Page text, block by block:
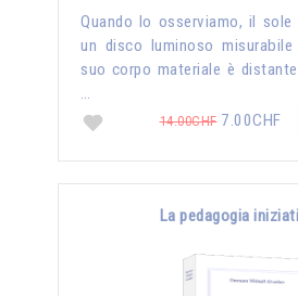
Quando lo osserviamo, il sole
un disco luminoso
suo corpo materiale è
…
14.00CHF7.00CHF
La pedagogia